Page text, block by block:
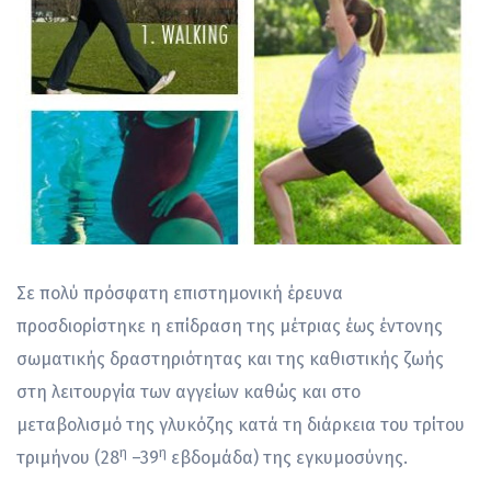
Σε πολύ πρόσφατη επιστημονική έρευνα
προσδιορίστηκε η επίδραση της μέτριας έως έντονης
σωματικής δραστηριότητας και της καθιστικής ζωής
στη λειτουργία των αγγείων καθώς και στο
μεταβολισμό της γλυκόζης κατά τη διάρκεια του τρίτου
τριμήνου (28η –39η εβδομάδα) της εγκυμοσύνης.